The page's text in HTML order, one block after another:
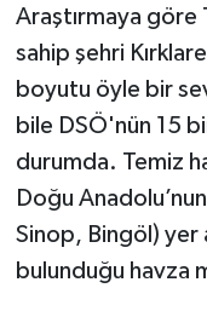
Araştırmaya göre
sahip şehri
boyutu öyle bir
bile DSÖ'nün 15
durumda. Temiz
Doğu
Sinop, Bingöl) yer
bulunduğu havza